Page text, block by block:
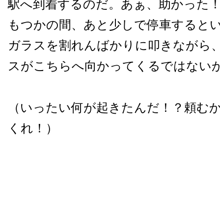
駅へ到着するのだ。あぁ、助かった
もつかの間、あと少しで停車すると
ガラスを割れんばかりに叩きながら
スがこちらへ向かってくるではない
（いったい何が起きたんだ！？頼む
くれ！）